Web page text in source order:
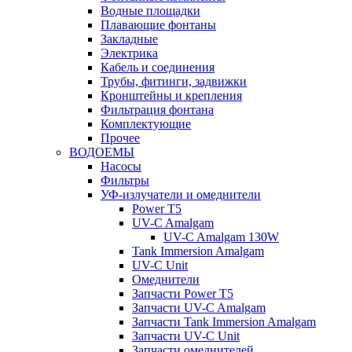
Водные площадки
Плавающие фонтаны
Закладные
Электрика
Кабель и соединения
Трубы, фитинги, задвижки
Кронштейны и крепления
Фильтрация фонтана
Комплектующие
Прочее
ВОДОЕМЫ
Насосы
Фильтры
УФ-излучатели и омеднители
Power T5
UV-C Amalgam
UV-C Amalgam 130W
Tank Immersion Amalgam
UV-C Unit
Омеднители
Запчасти Power T5
Запчасти UV-C Amalgam
Запчасти Tank Immersion Amalgam
Запчасти UV-C Unit